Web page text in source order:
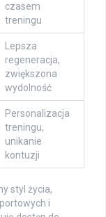
czasem
treningu
Lepsza
regeneracja,
zwiększona
wydolność
Personalizacja
treningu,
unikanie
kontuzji
styl życia,
i